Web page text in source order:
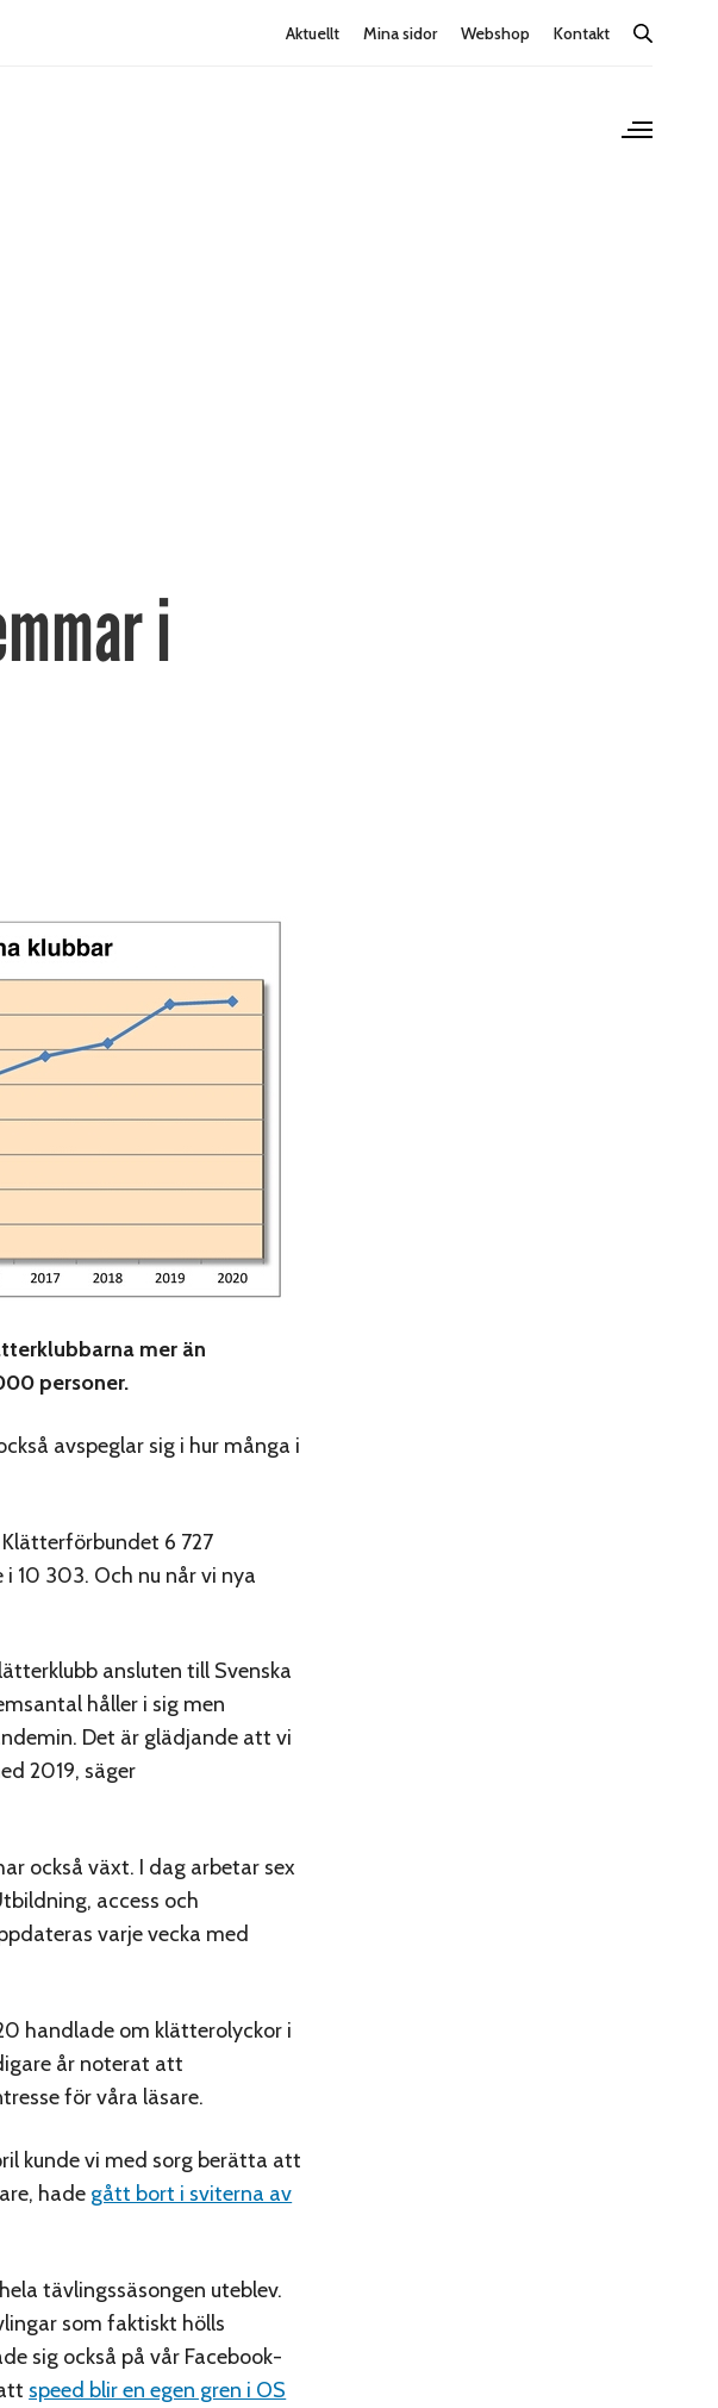
Aktuellt Mina sidor Webshop Kontakt
i
mer än
personer.
avspeglar sig i hur många i
6 727
10 303. Och nu når vi nya
ansluten till Svenska
håller i sig men
Det är glädjande att vi
2019, säger
också växt. I dag arbetar sex
access och
varje vecka med
handlade om klätterolyckor i
år noterat att
för våra läsare.
kunde vi med sorg berätta att
hade gått bort i sviterna av
tävlingssäsongen uteblev.
som faktiskt hölls
sig också på vår Facebook-
speed blir en egen gren i OS